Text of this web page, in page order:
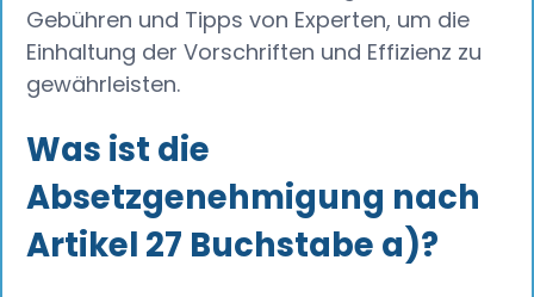
Gebühren und Tipps von Experten, um die
Einhaltung der Vorschriften und Effizienz zu
gewährleisten.
Was ist die
Absetzgenehmigung nach
Artikel 27 Buchstabe a)?